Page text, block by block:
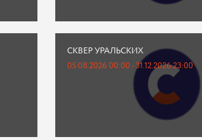
СКВЕР УРАЛЬСКИХ
05.08.2026 00:00 - 31.12.2026 23:00